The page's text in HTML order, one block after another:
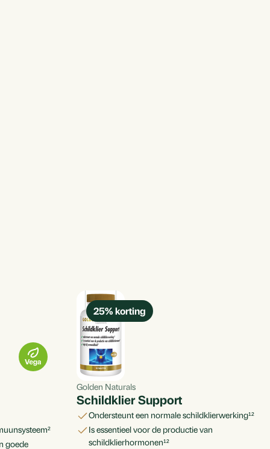
25% korting
Golden Naturals
Schildklier Support
ondersteunt een normale schildklierwerking¹²
is essentieel voor de productie van
schildklierhormonen¹²